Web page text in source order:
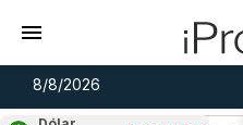
8/8/2026